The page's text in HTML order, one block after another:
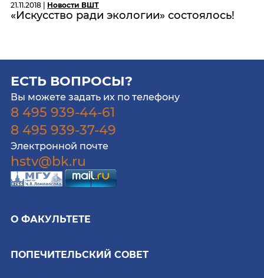
21.11.2018 | Новости ВШТ
«Искусство ради экологии» состоялось!
ЕСТЬ ВОПРОСЫ?
Вы можете задать их по телефону
8 495 939-44-61
8 495 939-37-49
Электронной почте
hstv@bk.ru
О ФАКУЛЬТЕТЕ
ПОПЕЧИТЕЛЬСКИЙ СОВЕТ